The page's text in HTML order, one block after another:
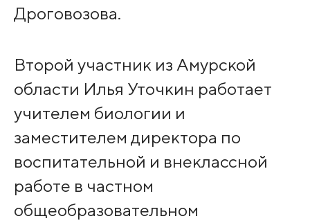
Дроговозова.
Второй участник из Амурской
области Илья Уточкин работает
учителем биологии и
заместителем директора по
воспитательной и внеклассной
работе в частном
общеобразовательном